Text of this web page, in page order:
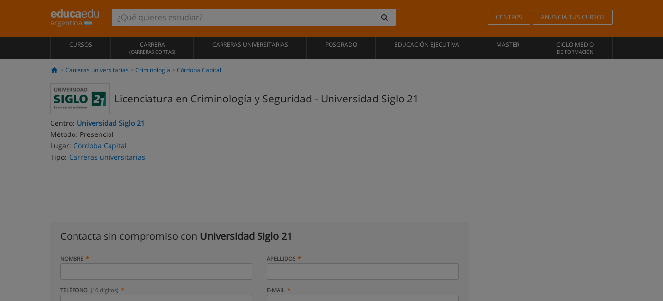
argentina
CENTROS ANUNCIÁ TUS CURSOS
CURSOS CARRERA
(CARRERAS CORTAS)
CARRERAS UNIVERSITARIAS POSGRADO EDUCACIÓN EJECUTIVA MASTER CICLO MEDIO
DE FORMACIÓN
Carreras universitarias Criminología Córdoba Capital
Licenciatura en Criminología y Seguridad - Universidad Siglo 21
Centro: Universidad Siglo 21
Método: Presencial
Lugar: Córdoba Capital
Tipo: Carreras universitarias
Contacta sin compromiso con Universidad Siglo 21
NOMBRE APELLIDOS
TELÉFONO (10 dígitos) E-MAIL